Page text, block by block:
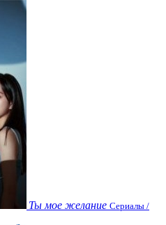
Ты мое желание Сериалы /